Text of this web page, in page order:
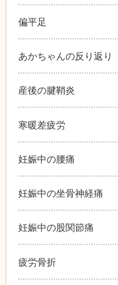
偏平足
あかちゃんの反り返り
産後の腱鞘炎
寒暖差疲労
妊娠中の腰痛
妊娠中の坐骨神経痛
妊娠中の股関節痛
疲労骨折